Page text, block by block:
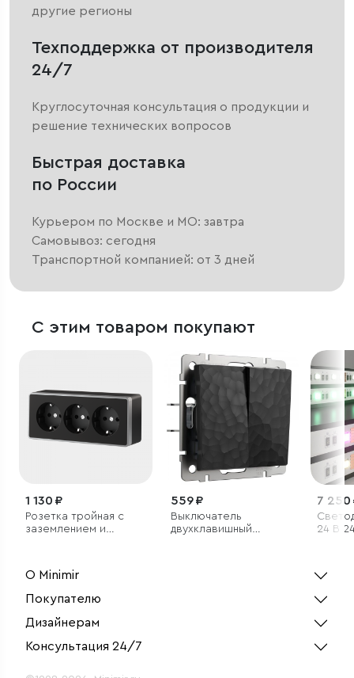
другие регионы
Техподдержка от производителя
24/7
Круглосуточная консультация о продукции и
решение технических вопросов
Быстрая доставка
по России
Курьером по Москве и МО: завтра
Самовывоз: сегодня
Транспортной компанией: от 3 дней
С этим товаром покупают
1 130 ₽
Розетка тройная с
заземлением и
559 ₽
Выключатель
двухклавишный
7 250
24 В
О Minimir
Покупателю
Дизайнерам
Консультация 24/7